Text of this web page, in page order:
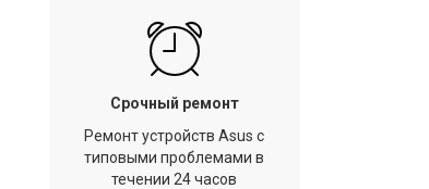
Срочный ремонт
Ремонт устройств Asus с
типовыми проблемами в
течении 24 часов